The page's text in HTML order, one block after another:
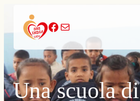
contenuto
Facebook
Email
Una scuola di